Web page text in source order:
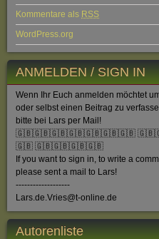
Kommentare als RSS
WordPress.org
ANMELDEN / SIGN IN
Wenn Ihr Euch anmelden möchtet
oder selbst einen Beitrag zu
bitte bei Lars per Mail!
🇬🇧🇬🇧🇬🇧🇬🇧🇬🇧🇬🇧🇬🇧
🇬🇧 🇬🇧🇬🇧🇬🇧🇬🇧
If you want to sign in, to write a
please sent a mail to Lars!
-------------------
Lars.de.Vries@t-online.de
Autorenliste